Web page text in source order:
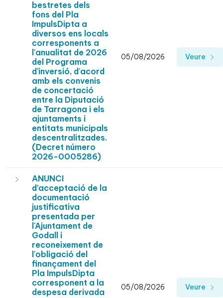
bestretes dels
fons del Pla
ImpulsDipta a
diversos ens locals
corresponents a
l'anualitat de 2026
del Programa
d'inversió, d'acord
amb els convenis
de concertació
entre la Diputació
de Tarragona i els
ajuntaments i
entitats municipals
descentralitzades.
(Decret número
2026-0005286)
05/08/2026 Veure
ANUNCI
d’acceptació de la
documentació
justificativa
presentada per
l'Ajuntament de
Godall i
reconeixement de
l'obligació del
finançament del
Pla ImpulsDipta
corresponent a la
despesa derivada
05/08/2026 Veure